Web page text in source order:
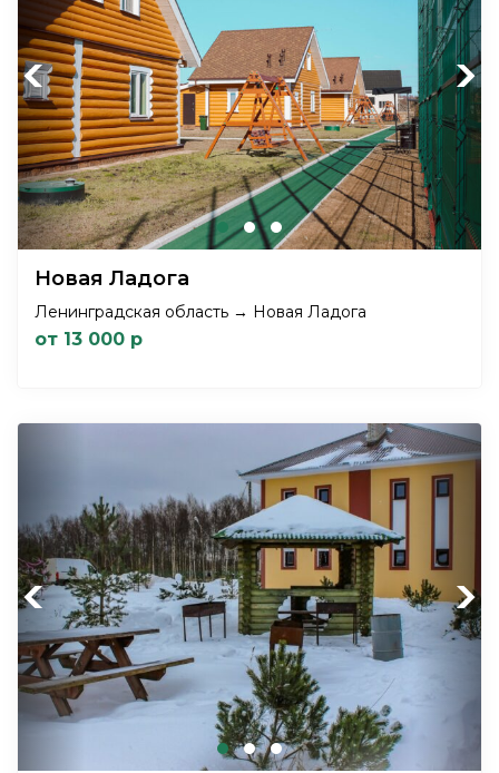
Previous Next
Новая Ладога
Ленинградская область → Новая Ладога
от 13 000 р
Previous Next